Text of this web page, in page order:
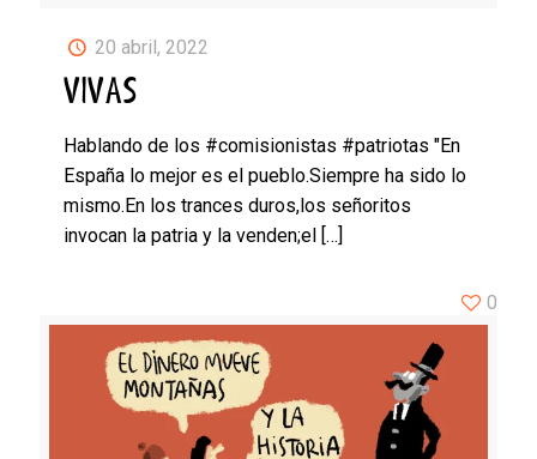
20 abril, 2022
VIVAS
Hablando de los #comisionistas #patriotas "En
España lo mejor es el pueblo.Siempre ha sido lo
mismo.En los trances duros,los señoritos
invocan la patria y la venden;el
[…]
0